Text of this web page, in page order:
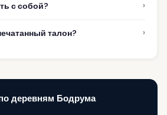
с собой? ›
талон? ›
деревням Бодрума